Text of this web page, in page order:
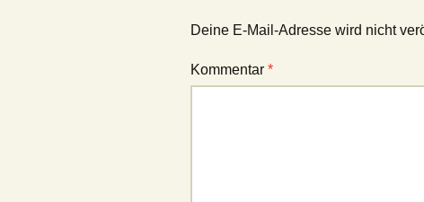
Deine E-Mail-Adresse wird nicht
Kommentar *